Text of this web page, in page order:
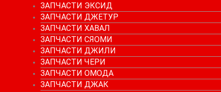
ЗАПЧАСТИ ЭКСИД
ЗАПЧАСТИ ДЖЕТУР
ЗАПЧАСТИ ХАВАЛ
ЗАПЧАСТИ СЯОМИ
ЗАПЧАСТИ ДЖИЛИ
ЗАПЧАСТИ ЧЕРИ
ЗАПЧАСТИ ОМОДА
ЗАПЧАСТИ ДЖАК